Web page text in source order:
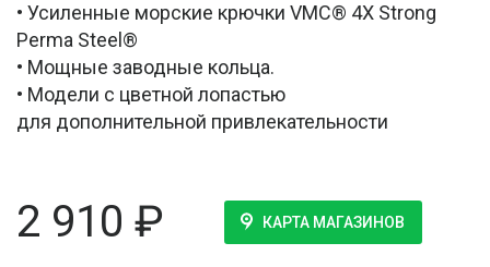
• Усиленные морские крючки VMC® 4X Strong
Perma Steel®
• Мощные заводные кольца.
• Модели с цветной лопастью
для дополнительной привлекательности
2 910 ₽ КАРТА МАГАЗИНОВ